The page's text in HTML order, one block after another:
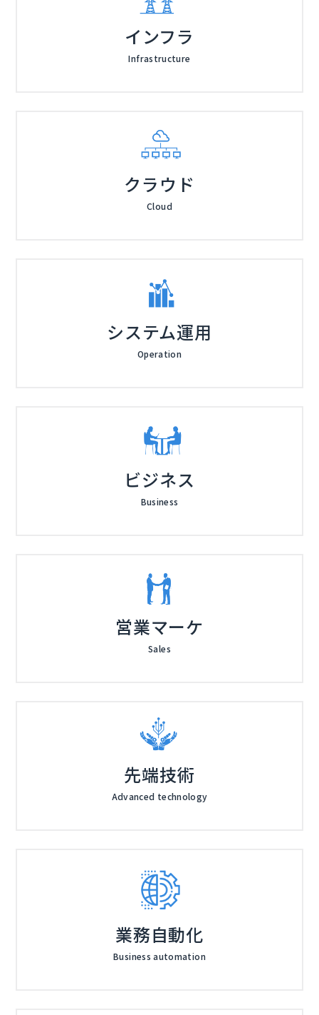
インフラ
Infrastructure
クラウド
Cloud
システム運用
Operation
ビジネス
Business
営業マーケ
Sales
先端技術
Advanced technology
業務自動化
Business automation